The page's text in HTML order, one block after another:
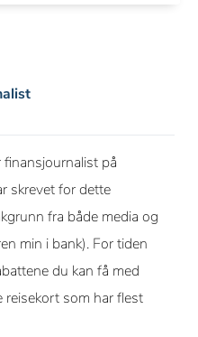
finansjournalist på
skrevet for dette
fra både media og
min i bank). For tiden
du kan få med
reisekort som har flest